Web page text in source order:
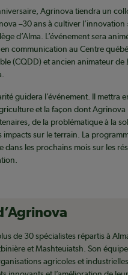
Agrinova tiendra un
–30 ans à cultiver l’innovation
d’Alma. L’événement sera
communication au Centre
(CQDD) et ancien animateur de
guidera l’événement. Il mettra
et la façon dont Agrinova
de la problématique à la
impacts sur le terrain. La
dans les prochains mois sur les
de 30 spécialistes répartis à
et Mashteuiatsh. Son équipe
agricoles et